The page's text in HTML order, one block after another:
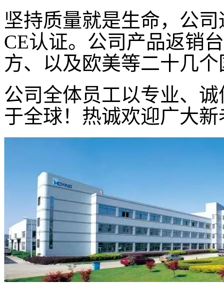
坚持质量就是生命，公
CE认证。公司产品返销
方、以及欧美等二十几
公司全体员工以专业、
于全球！热诚欢迎广大